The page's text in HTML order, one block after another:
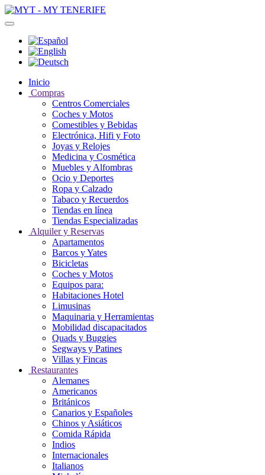
Inicio
Compras
Centros Comerciales
Coches y Motos
Comestibles y Bebidas
Electrónica, Hifi y Foto
Joyas y Relojes
Medicina y Cosmética
Muebles y Alfombras
Ocio y Deportes
Ropa y Calzado
Tabaco y Recuerdos
Tiendas en línea
Tiendas Especializadas
Alquiler y Reservas
Apartamentos
Barcos y Yates
Bicicletas
Coches y Motos
Equipos para:
Habitaciones Hotel
Limusinas
Maquinaria y Herramientas
Mobilidad discapacitados
Quads y Buggies
Segways y Patines
Villas y Fincas
Restaurantes
Alemanes
Americanos
Británicos
Canarios y Españoles
Chinos y Asiáticos
Comida Rápida
Indios
Internacionales
Italianos